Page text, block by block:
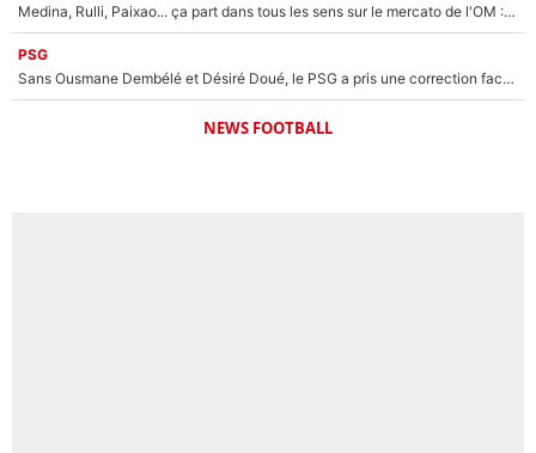
Medina, Rulli, Paixao... ça part dans tous les sens sur le mercato de l'OM : Frank McCourt va enfin récupérer l'argent qu'il attend ?
PSG
Sans Ousmane Dembélé et Désiré Doué, le PSG a pris une correction face à Majorque : Luis Enrique attend avec impatience des renforts !
NEWS FOOTBALL